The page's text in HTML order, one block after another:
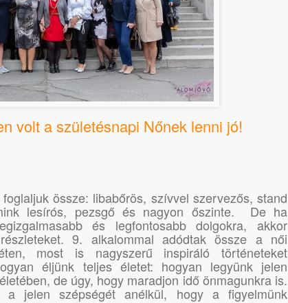
volt a születésnapi Nőnek lenni jó!
össze: libabőrös, szívvel szervezős, stand
lesírós, pezsgő és nagyon őszinte. De ha
és legfontosabb dolgokra, akkor
9. alkalommal adódtak össze a női
most is nagyszerű inspiráló történeteket
éljünk teljes életet: hogyan legyünk jelen
de úgy, hogy maradjon idő önmagunkra is.
a jelen szépségét anélkül, hogy a figyelmünk